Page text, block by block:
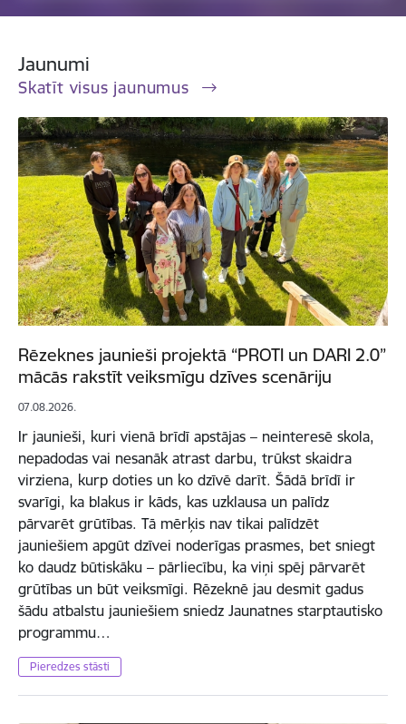
Jaunumi
Skatīt visus jaunumus
Rēzeknes jaunieši projektā “PROTI un DARI 2.0”
mācās rakstīt veiksmīgu dzīves scenāriju
07.08.2026.
Ir jaunieši, kuri vienā brīdī apstājas – neinteresē skola,
nepadodas vai nesanāk atrast darbu, trūkst skaidra
virziena, kurp doties un ko dzīvē darīt. Šādā brīdī ir
svarīgi, ka blakus ir kāds, kas uzklausa un palīdz
pārvarēt grūtības. Tā mērķis nav tikai palīdzēt
jauniešiem apgūt dzīvei noderīgas prasmes, bet sniegt
ko daudz būtiskāku – pārliecību, ka viņi spēj pārvarēt
grūtības un būt veiksmīgi. Rēzeknē jau desmit gadus
šādu atbalstu jauniešiem sniedz Jaunatnes starptautisko
programmu…
Pieredzes stāsti